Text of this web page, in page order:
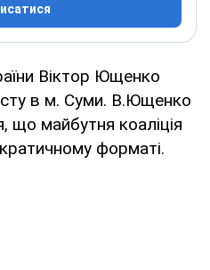
Віктор Ющенко
в м. Суми. В.Ющенко
що майбутня коаліція
форматі.